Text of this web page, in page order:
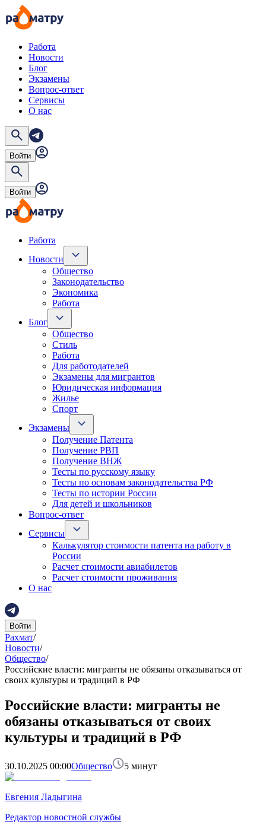
Работа
Новости
Блог
Экзамены
Вопрос-ответ
Сервисы
О нас
Войти
Войти
Работа
Новости
Общество
Законодательство
Экономика
Работа
Блог
Общество
Стиль
Работа
Для работодателей
Экзамены для мигрантов
Юридическая информация
Жилье
Спорт
Экзамены
Получение Патента
Получение РВП
Получение ВНЖ
Тесты по русскому языку
Тесты по основам законодательства РФ
Тесты по истории России
Для детей и школьников
Вопрос-ответ
Сервисы
Калькулятор стоимости патента на работу в
России
Расчет стоимости авиабилетов
Расчет стоимости проживания
О нас
Войти
Рахмат/
Новости/
Общество/
Российские власти: мигранты не обязаны отказываться от
своих культуры и традиций в РФ
Российские власти: мигранты не
обязаны отказываться от своих
культуры и традиций в РФ
30.10.2025 00:00Общество 5 минут
Евгения Ладыгина
Редактор новостной службы